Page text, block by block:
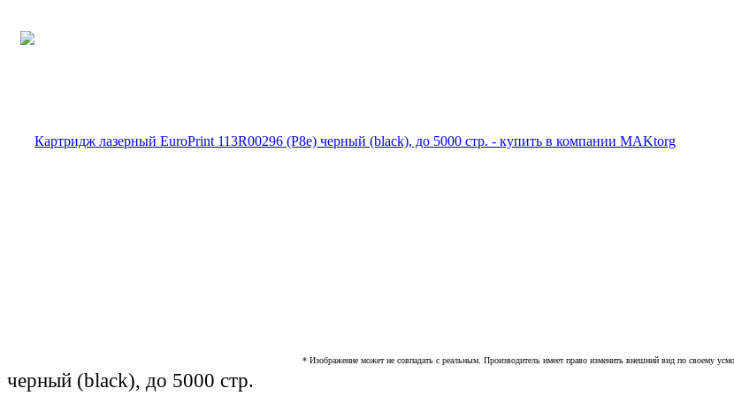
* Изображение может не совпадать с реальным. Производитель имеет право изменить внешний вид по своему
черный (black), до 5000 стр.